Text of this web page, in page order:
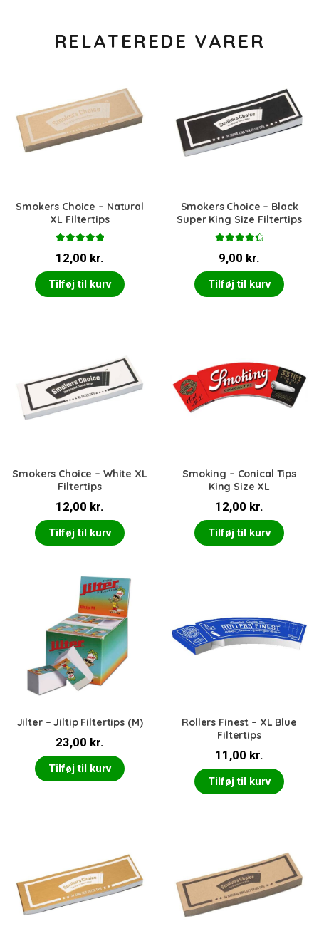
RELATEREDE VARER
Smokers Choice – Natural
XL Filtertips
5.00ud af 5
12,00 kr.
Tilføj til kurv
Smokers Choice – Black
Super King Size Filtertips
4.50ud af
9,00 kr.
Tilføj til kurv
Smokers Choice – White XL
Filtertips
12,00 kr.
Tilføj til kurv
Smoking – Conical Tips
King Size XL
12,00 kr.
Tilføj til kurv
Jilter – Jiltip Filtertips (M)
23,00 kr.
Tilføj til kurv
Rollers Finest – XL Blue
Filtertips
11,00 kr.
Tilføj til kurv